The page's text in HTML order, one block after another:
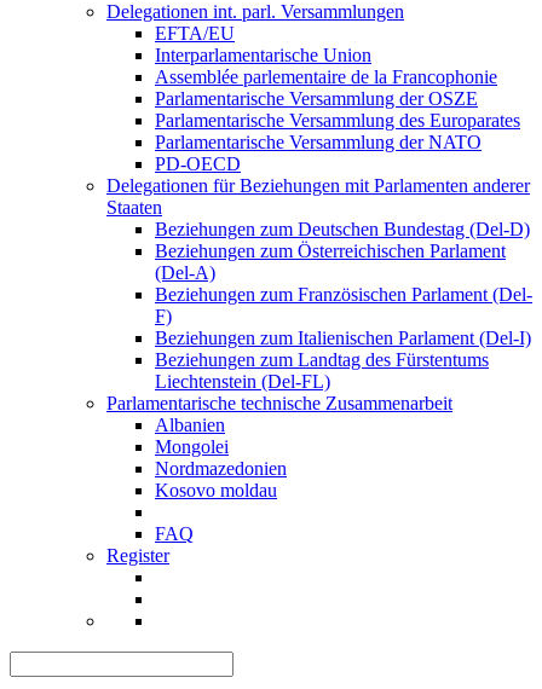
Delegationen int. parl. Versammlungen
EFTA/EU
Interparlamentarische Union
Assemblée parlementaire de la Francophonie
Parlamentarische Versammlung der OSZE
Parlamentarische Versammlung des Europarates
Parlamentarische Versammlung der NATO
PD-OECD
Delegationen für Beziehungen mit Parlamenten anderer
Staaten
Beziehungen zum Deutschen Bundestag (Del-D)
Beziehungen zum Österreichischen Parlament
(Del-A)
Beziehungen zum Französischen Parlament (Del-
F)
Beziehungen zum Italienischen Parlament (Del-I)
Beziehungen zum Landtag des Fürstentums
Liechtenstein (Del-FL)
Parlamentarische technische Zusammenarbeit
Albanien
Mongolei
Nordmazedonien
Kosovo moldau
FAQ
Register